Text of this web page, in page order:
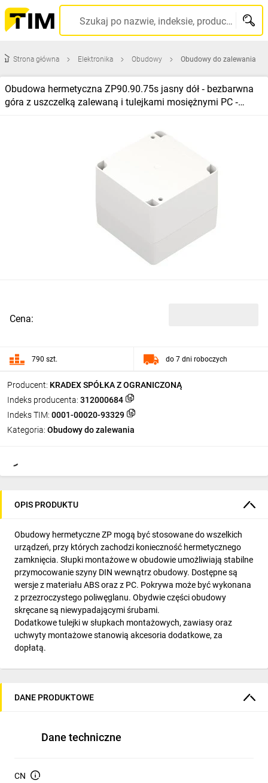
Szukaj po nazwie, indeksie, producencie, kodzie kreskowym...
Strona główna Elektronika Obudowy Obudowy do zalewania
Obudowa hermetyczna ZP90.90.75s jasny dół ‑ bezbarwna
góra z uszczelką zalewaną i tulejkami mosiężnymi PC ‑
Producent: KRADEX SPÓŁKA Z OGRANICZONĄ
Indeks producenta: 312000684
Indeks TIM: 0001-00020-93329
Kategoria: Obudowy do zalewania
Cena:
790 szt. do 7 dni roboczych
OPIS PRODUKTU
Obudowy hermetyczne ZP mogą być stosowane do wszelkich
urządzeń, przy których zachodzi konieczność hermetycznego
zamknięcia. Słupki montażowe w obudowie umożliwiają stabilne
przymocowanie szyny DIN wewnątrz obudowy. Dostępne są
wersje z materiału ABS oraz z PC. Pokrywa może być wykonana
z przezroczystego poliwęglanu. Obydwie części obudowy
skręcane są niewypadającymi śrubami.
Dodatkowe tulejki w słupkach montażowych, zawiasy oraz
uchwyty montażowe stanowią akcesoria dodatkowe, za
dopłatą.
DANE PRODUKTOWE
Dane techniczne
CN